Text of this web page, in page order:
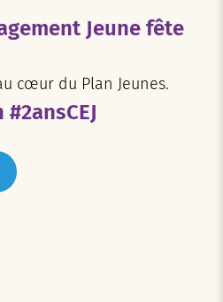
Jeune fête
cœur du Plan Jeunes.